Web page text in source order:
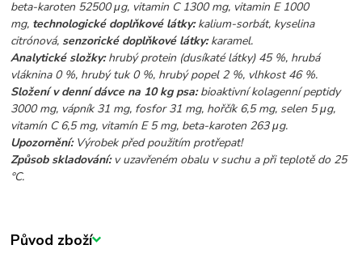
beta-karoten 52500 μg, vitamin C 1300 mg, vitamin E 1000
mg, technologické doplňkové látky:kalium-sorbát, kyselina
citrónová, senzorické doplňkové látky:karamel.
Analytické složky:hrubý protein (dusíkaté látky) 45 %, hrubá
vláknina 0 %, hrubý tuk 0 %, hrubý popel 2 %, vlhkost 46 %.
Složení v denní dávce na 10 kg psa:bioaktivní kolagenní peptidy
3000 mg, vápník 31 mg, fosfor 31 mg, hořčík 6,5 mg, selen 5 μg,
vitamín C 6,5 mg, vitamín E 5 mg, beta-karoten 263 μg.
Upozornění: Výrobek před použitím protřepat!
Způsob skladování: v uzavřeném obalu v suchu a při teplotě do 25
°C.
Původ zboží